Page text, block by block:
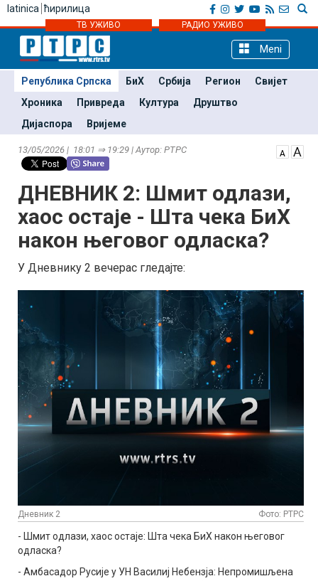
latinica ћирилица
ТВ УЖИВО РАДИО УЖИВО
Meni
Република Српска БиХ Србија Регион
Свијет
Хроника
Привреда Култура
Друштво
Дијаспора
Вријеме
13/05/2026 | 18:01 ⇒ 19:29 | Аутор: РТРС
ДНЕВНИК 2: Шмит одлази,
хаос остаје - Шта чека БиХ
након његовог одласка?
У Дневнику 2 вечерас гледајте:
Дневник 2 Фото: РТРС
- Шмит одлази, хаос остаје: Шта чека БиХ након његовог
одласка?
- Амбасадор Русије у УН Василиј Небензја: Непромишљена